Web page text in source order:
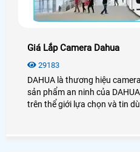
Giá Lắp Camera Dahua
29183
DAHUA là thương hiệu
sản phẩm an ninh của
trên thể giới lựa chọn và tin dùng. Giá lắp camera